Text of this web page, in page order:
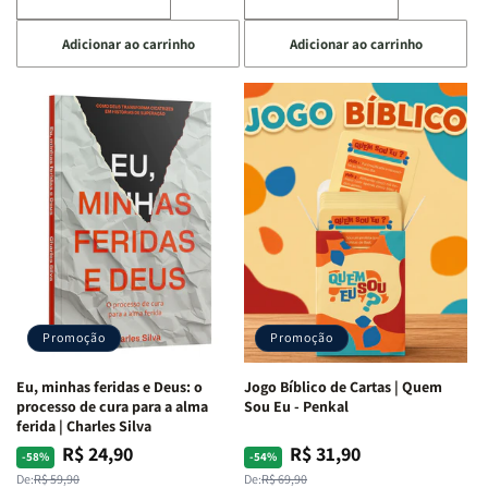
a
quantidade
de
Devocional
Quarto
de
Guerra
Isabelle
S.
Alves
a
quantidade
de
Devocional
Quarto
Guerra
Isabelle
S.
Alves
Adicionar ao carrinho
a
quantidade
de
Eu,
Minhas
Lutas
Internas
e
Deus
|
Identificando
Lutas
Emocionais
e
Espirituais
|
Estela
a
quantidade
de
Eu,
Minhas
Lutas
Internas
e
Deus
|
Identificando
as
Lutas
Emocionais
e
Espirituais
|
Adicionar ao carrinho
Promoção
Eu, minhas feridas e Deus: o
processo de cura para a alma
ferida | Charles Silva
-58%
Preço
De:R$ 59,90
PreçoR$ 24,90
Promoção
Jogo Bíblico de Cartas | Quem
Sou Eu - Penkal
-54%
Preço
De:R$ 69,90
PreçoR$ 31,90